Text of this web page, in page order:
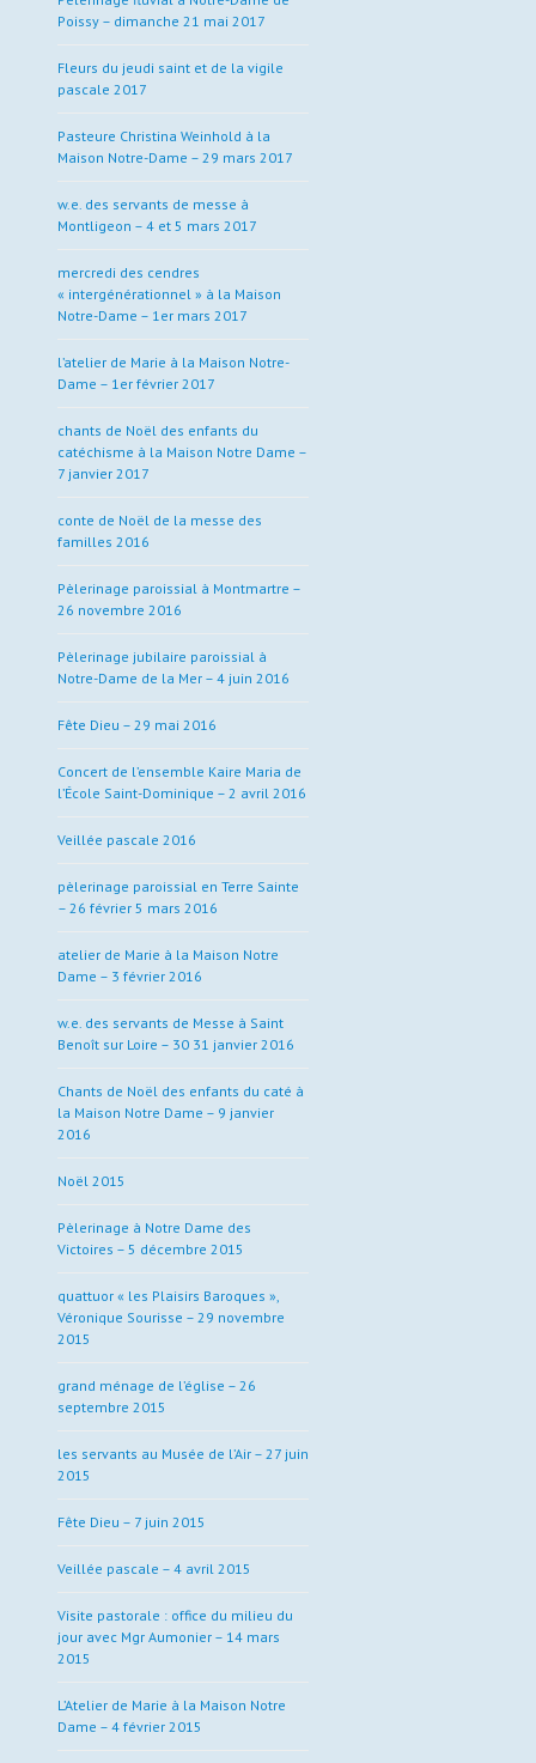
Poissy – dimanche 21 mai 2017
Fleurs du jeudi saint et de la vigile
pascale 2017
Pasteure Christina Weinhold à la
Maison Notre-Dame – 29 mars 2017
w.e. des servants de messe à
Montligeon – 4 et 5 mars 2017
mercredi des cendres
« intergénérationnel » à la Maison
Notre-Dame – 1er mars 2017
l’atelier de Marie à la Maison Notre-
Dame – 1er février 2017
chants de Noël des enfants du
catéchisme à la Maison Notre Dame –
7 janvier 2017
conte de Noël de la messe des
familles 2016
Pèlerinage paroissial à Montmartre –
26 novembre 2016
Pèlerinage jubilaire paroissial à
Notre-Dame de la Mer – 4 juin 2016
Fête Dieu – 29 mai 2016
Concert de l’ensemble Kaire Maria de
l’École Saint-Dominique – 2 avril 2016
Veillée pascale 2016
pèlerinage paroissial en Terre Sainte
– 26 février 5 mars 2016
atelier de Marie à la Maison Notre
Dame – 3 février 2016
w.e. des servants de Messe à Saint
Benoît sur Loire – 30 31 janvier 2016
Chants de Noël des enfants du caté à
la Maison Notre Dame – 9 janvier
2016
Noël 2015
Pèlerinage à Notre Dame des
Victoires – 5 décembre 2015
quattuor « les Plaisirs Baroques »,
Véronique Sourisse – 29 novembre
2015
grand ménage de l’église – 26
septembre 2015
les servants au Musée de l’Air – 27 juin
2015
Fête Dieu – 7 juin 2015
Veillée pascale – 4 avril 2015
Visite pastorale : office du milieu du
jour avec Mgr Aumonier – 14 mars
2015
L’Atelier de Marie à la Maison Notre
Dame – 4 février 2015